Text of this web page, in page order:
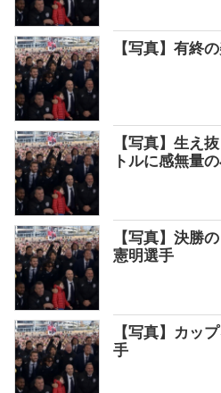
【写真】有終
【写真】生え
トルに感無量
【写真】決勝
憲明選手
【写真】カッ
手